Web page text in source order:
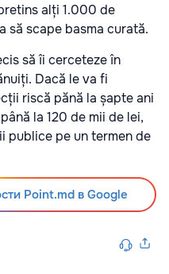
alți 1.000 de
să scape basma curată.
să îi cerceteze în
Dacă le va fi
riscă pănă la șapte ani
la 120 de mii de lei,
publice pe un termen de
Point.md в Google